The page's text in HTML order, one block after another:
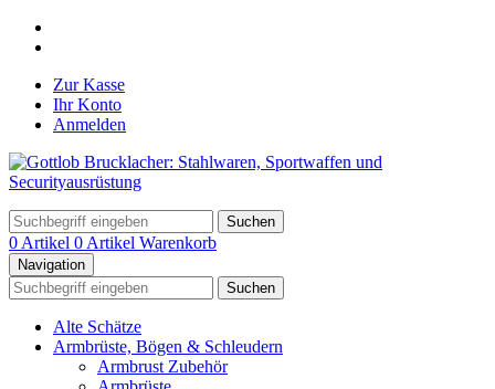
Zur Kasse
Ihr Konto
Anmelden
Suchen
0 Artikel 0 Artikel Warenkorb
Navigation
Suchen
Alte Schätze
Armbrüste, Bögen & Schleudern
Armbrust Zubehör